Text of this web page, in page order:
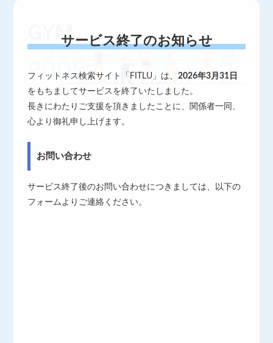
サービス終了のお知らせ
フィットネス検索サイト「FITLU」は、 2026年3月31日
をもちましてサービスを終了いたしました。
長きにわたりご支援を頂きましたことに、関係者一同、
心より御礼申し上げます。
お問い合わせ
サービス終了後のお問い合わせにつきましては、以下の
フォームよりご連絡ください。